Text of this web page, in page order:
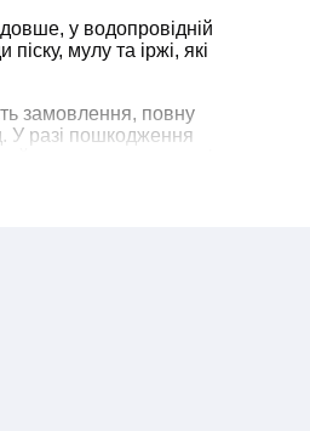
у водопровідній
мулу та іржі, які
замовлення, повну
У разі пошкодження